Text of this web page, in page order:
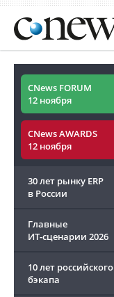
CNews FORUM
12 ноября
CNews AWARDS
12 ноября
30 лет рынку ERP
в России
Главные
ИТ-сценарии 2026
10 лет российского
бэкапа